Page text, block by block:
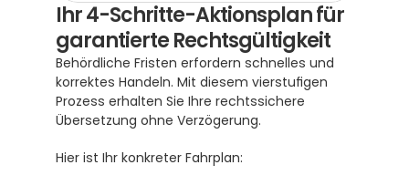
Ihr 4-Schritte-Aktionsplan für
garantierte Rechtsgültigkeit
Behördliche Fristen erfordern schnelles und
korrektes Handeln. Mit diesem vierstufigen
Prozess erhalten Sie Ihre rechtssichere
Übersetzung ohne Verzögerung.
Hier ist Ihr konkreter Fahrplan: